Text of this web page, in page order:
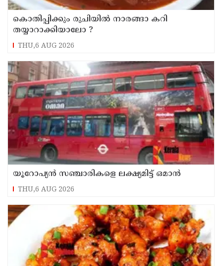
കൊതിപ്പിക്കും രുചിയിൽ നാരങ്ങാ കറി
തയ്യാറാക്കിയാലോ ?
THU,6 AUG 2026
യൂറോപ്യന്‍ സഞ്ചാരികളെ ലക്ഷ്യമിട്ട് ഒമാന്‍
THU,6 AUG 2026